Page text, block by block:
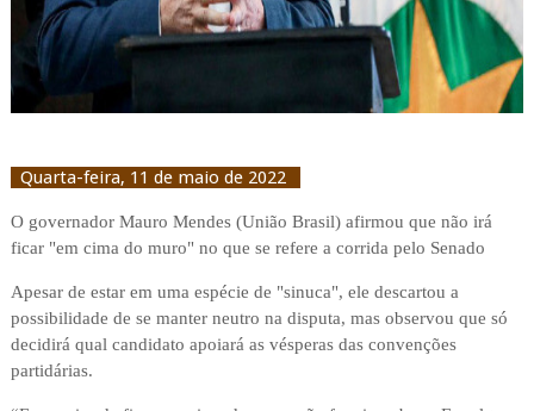
Quarta-feira, 11 de maio de 2022
O governador Mauro Mendes (União Brasil) afirmou que não irá
ficar "em cima do muro" no que se refere a corrida pelo Senado
Apesar de estar em uma espécie de "sinuca", ele descartou a
possibilidade de se manter neutro na disputa, mas observou que só
decidirá qual candidato apoiará as vésperas das convenções
partidárias.